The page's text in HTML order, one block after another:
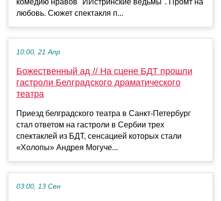
любовь. Сюжет спектакля п...
10:00, 21 Апр
Божественный ад // На сцене БДТ прошли
гастроли Белградского драматического
театра
Приезд белградского театра в Санкт-Петербург
стал ответом на гастроли в Сербии трех
спектаклей из БДТ, сенсацией которых стали
«Холопы» Андрея Могуче...
03:00, 13 Сен